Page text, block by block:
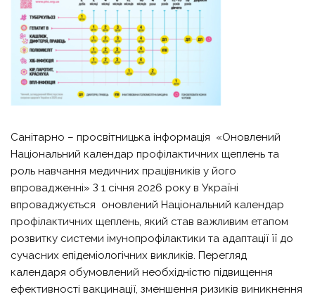
Санітарно – просвітницька інформація «Оновлений
Національний календар профілактичних щеплень та
роль навчання медичних працівників у його
впровадженні» З 1 січня 2026 року в Україні
впроваджується оновлений Національний календар
профілактичних щеплень, який став важливим етапом
розвитку системи імунопрофілактики та адаптації її до
сучасних епідеміологічних викликів. Перегляд
календаря обумовлений необхідністю підвищення
ефективності вакцинації, зменшення ризиків виникнення